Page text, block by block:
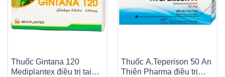
Thuốc Gintana 120
Mediplantex điều trị tai
Thuốc A.Teperison 50 An
Thiên Pharma điều trị